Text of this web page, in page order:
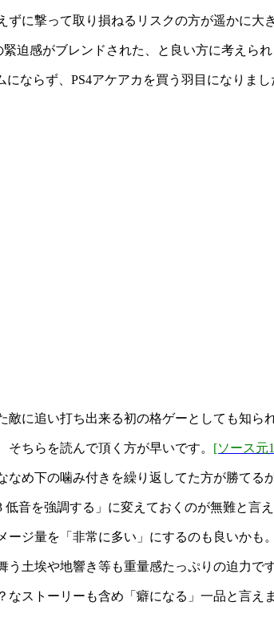
に撃って取り損ねるリスクの方が遥かに大き
迫感がブレンドされた、と良い方に考えられ
ならず、PS4アケアカを買う羽目になりまし
に追い打ち出来る初の格ゲーとしても知られ
ちらを読んで頂く方が早いです。 [ソース元
め下の噛み付きを繰り返してた方が勝てる
音を強調する」に変えておくのが無難と言え
ジ量を「非常に多い」にするのも良いかも。
土埃や地響き等も重量感たっぷりの迫力です
ストーリーも含め「癖になる」一品と言え